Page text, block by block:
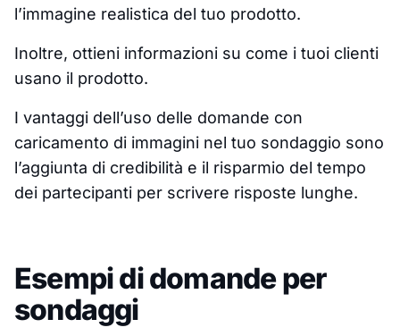
l’immagine realistica del tuo prodotto.
Inoltre, ottieni informazioni su come i tuoi clienti
usano il prodotto.
I vantaggi dell’uso delle domande con
caricamento di immagini nel tuo sondaggio sono
l’aggiunta di credibilità e il risparmio del tempo
dei partecipanti per scrivere risposte lunghe.
Esempi di domande per
sondaggi